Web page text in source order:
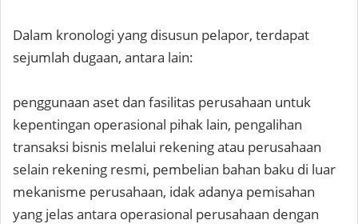
Dalam kronologi yang disusun pelapor, terdapat
sejumlah dugaan, antara lain:
penggunaan aset dan fasilitas perusahaan untuk
kepentingan operasional pihak lain, pengalihan
transaksi bisnis melalui rekening atau perusahaan
selain rekening resmi, pembelian bahan baku di luar
mekanisme perusahaan, idak adanya pemisahan
yang jelas antara operasional perusahaan dengan